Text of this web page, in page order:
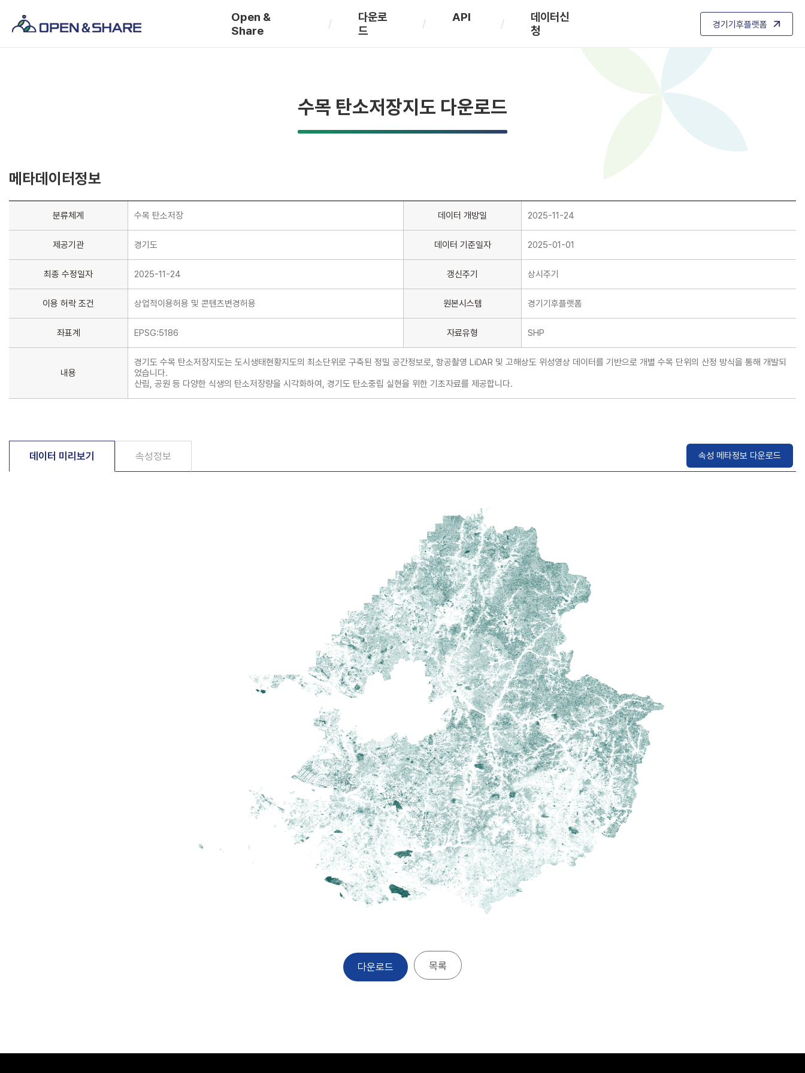
Open &
Share
다운로
드
API
데이터신
청
경기기후플랫폼
수목 탄소저장지도 다운로드
메타데이터정보
분류체계 수목 탄소저장 데이터 개방일 2025-11-24
제공기관 경기도 데이터 기준일자 2025-01-01
최종 수정일자 2025-11-24 갱신주기 상시주기
이용 허락 조건 상업적이용허용 및 콘텐츠변경허용 원본시스템 경기기후플랫폼
좌표계 EPSG:5186 자료유형 SHP
내용
경기도 수목 탄소저장지도는 도시생태현황지도의 최소단위로 구축된 정밀 공간정보로, 항공촬영 LiDAR 및 고해상도 위성영상 데이터를 기반으로 개별 수목 단위의 산정 방식을 통해 개발되
었습니다.
산림, 공원 등 다양한 식생의 탄소저장량을 시각화하여, 경기도 탄소중립 실현을 위한 기초자료를 제공합니다.
데이터 미리보기 속성정보 속성 메타정보 다운로드
다운로드 목록